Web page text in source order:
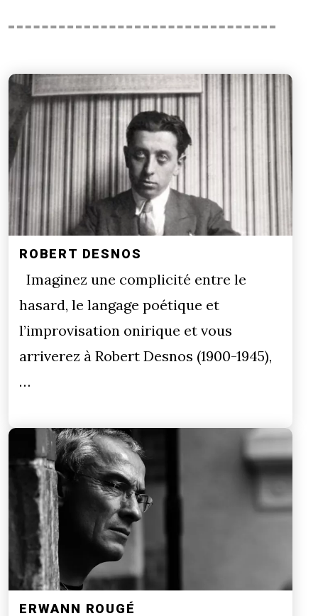
ROBERT DESNOS
Imaginez une complicité entre le
hasard, le langage poétique et
l’improvisation onirique et vous
arriverez à Robert Desnos (1900-1945),
…
ERWANN ROUGÉ